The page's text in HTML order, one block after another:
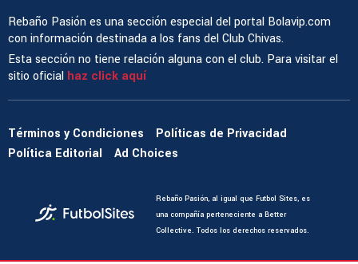
Rebaño Pasión es una sección especial del portal Bolavip.com
con información destinada a los fans del Club Chivas.
Esta sección no tiene relación alguna con el club. Para visitar el
sitio oficial haz click aquí
Términos y Condiciones
Políticas de Privacidad
Política Editorial
Ad Choices
Rebaño Pasión, al igual que Futbol Sites, es
una compañía perteneciente a Better
Collective. Todos los derechos reservados.